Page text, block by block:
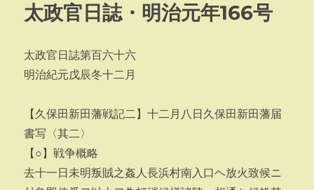
太政官日誌・明治元年166号
太政官日誌第百六十六
明治紀元戊辰冬十二月
【久保田新田藩戦記二】十二月八日久保田新田藩届
書写〈其二〉
【○】戦争概略
去十一日未明叛賊之姦人長浜村南入口ヘ放火致候ニ